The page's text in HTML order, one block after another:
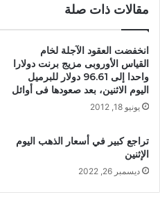
مقالات ذات صلة
انخفضت العقود الآجلة لخام
القياس الأوروبى مزيج برنت دولارا
واحدا إلى 96.61 دولار للبرميل
اليوم الاثنين، بعد صعودها فى أوائل
يونيو 18, 2012
تراجع كبير في أسعار الذهب اليوم
الإثنين
ديسمبر 26, 2022